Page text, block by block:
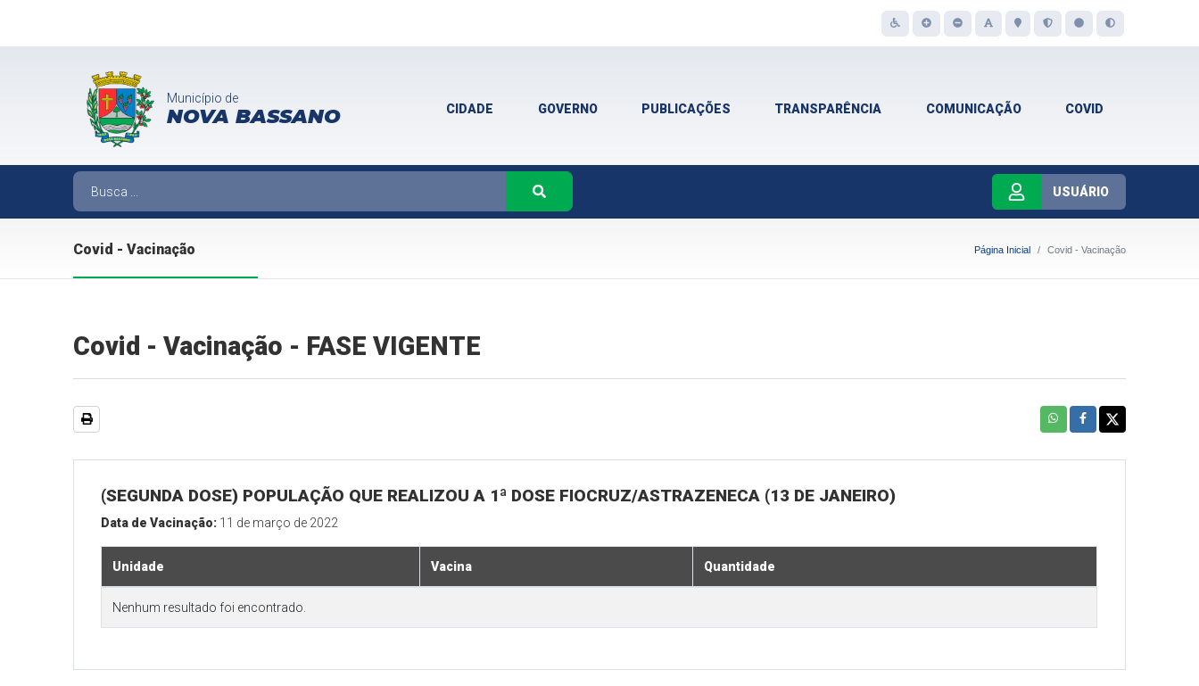
Município de
NOVA BASSANO CIDADE GOVERNO PUBLICAÇÕES TRANSPARÊNCIA COMUNICAÇÃO COVID
USUÁRIO
Covid - Vacinação Página Inicial Covid - Vacinação
Covid - Vacinação - FASE VIGENTE
(SEGUNDA DOSE) POPULAÇÃO QUE REALIZOU A 1ª DOSE FIOCRUZ/ASTRAZENECA (13 DE JANEIRO)
Data de Vacinação: 11 de março de 2022
Unidade Vacina Quantidade
Nenhum resultado foi encontrado.